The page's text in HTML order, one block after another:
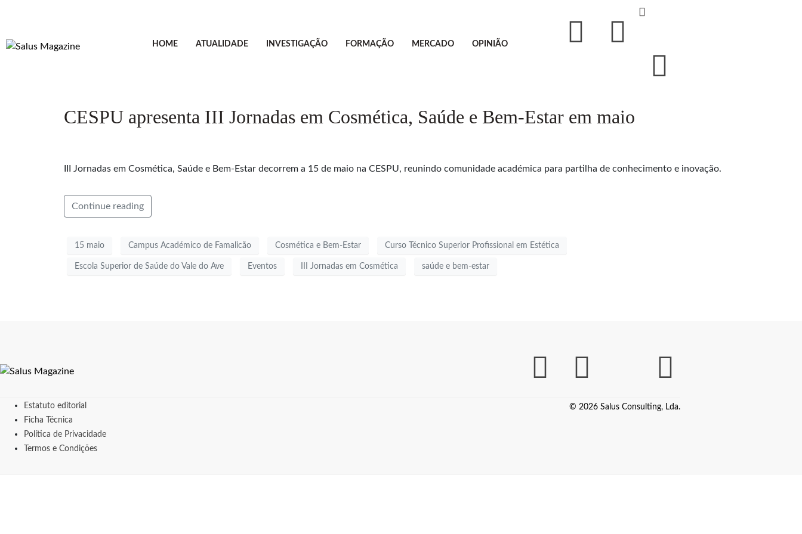
HOME ATUALIDADE INVESTIGAÇÃO FORMAÇÃO MERCADO OPINIÃO
CESPU apresenta III Jornadas em Cosmética, Saúde e Bem-Estar em maio
III Jornadas em Cosmética, Saúde e Bem-Estar decorrem a 15 de maio na CESPU, reunindo comunidade académica para partilha de conhecimento e inovação.
Continue reading
15 maio Campus Académico de Famalicão Cosmética e Bem-Estar Curso Técnico Superior Profissional em Estética
Escola Superior de Saúde do Vale do Ave Eventos III Jornadas em Cosmética saúde e bem-estar
Estatuto editorial
Ficha Técnica
Política de Privacidade
Termos e Condições
© 2026 Salus Consulting, Lda.